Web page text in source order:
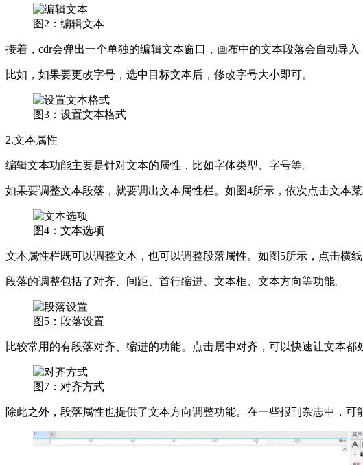
图2：编辑文本
接着，cdr会弹出一个单独的编辑文本窗口，画布中的文本段落会自动导
比如，如果要更改字号，选中目标文本后，修改字号大小即可。
图3：设置文本格式
2.文本属性
编辑文本功能主要是针对文本的属性，比如字体类型、字号等。
如果要调整文本段落，就要调出文本属性栏。如图4所示，依次点击文本菜
图4：文本选项
文本属性栏既可以调整文本，也可以调整段落属性。如图5所示，点击横
段落的调整包括了对齐、间距、首行缩进、文本框、文本方向等功能。
图5：段落设置
比较常用的有段落对齐、缩进的功能。点击居中对齐，可以快速让文本
图7：对齐方式
除此之外，段落属性也提供了文本方向调整功能。在一些报刊杂志中，